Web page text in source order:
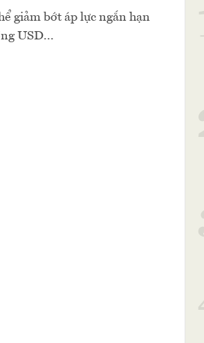
giảm bớt áp lực ngắn hạn
USD...